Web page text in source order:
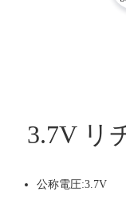
3.7V リ
公称電圧:3.7V